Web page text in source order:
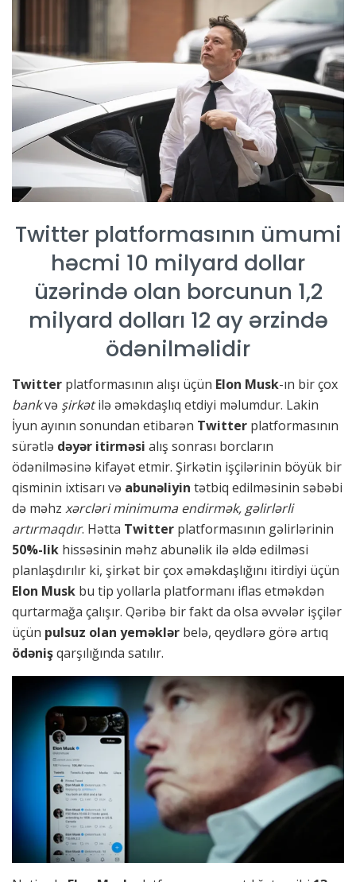
Twitter platformasının ümumi
həcmi 10 milyard dollar
üzərində olan borcunun 1,2
milyard dolları 12 ay ərzində
ödənilməlidir
Twitter platformasının alışı üçün Elon Musk-ın bir çox
bankvə şirkət ilə əməkdaşlıq etdiyi məlumdur. Lakin
İyun ayının sonundan etibarən Twitter platformasının
sürətlə dəyər itirməsi alış sonrası borcların
ödənilməsinə kifayət etmir. Şirkətin işçilərinin böyük bir
qisminin ixtisarı və abunəliyin tətbiq edilməsinin səbəbi
də məhz xərcləri minimuma endirmək, gəlirlərli
artırmaqdır. Hətta Twitter platformasının gəlirlərinin
50%-lik hissəsinin məhz abunəlik ilə əldə edilməsi
planlaşdırılır ki, şirkət bir çox əməkdaşlığını itirdiyi üçün
Elon Musk bu tip yollarla platformanı iflas etməkdən
qurtarmağa çalışır. Qəribə bir fakt da olsa əvvələr işçilər
üçün pulsuz olan yeməklər belə, qeydlərə görə artıq
ödənişqarşılığında satılır.